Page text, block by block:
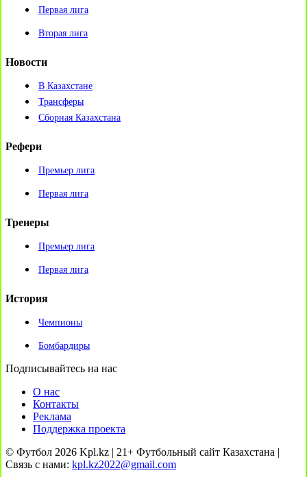
Первая лига
Вторая лига
Новости
В Казахстане
Трансферы
Сборная Казахстана
Рефери
Премьер лига
Первая лига
Тренеры
Премьер лига
Первая лига
История
Чемпионы
Бомбардиры
Подписывайтесь на нас
О нас
Контакты
Реклама
Поддержка проекта
© Футбол 2026 Kpl.kz | 21+ Футбольный сайт Казахстана |
Связь с нами: kpl.kz2022@gmail.com